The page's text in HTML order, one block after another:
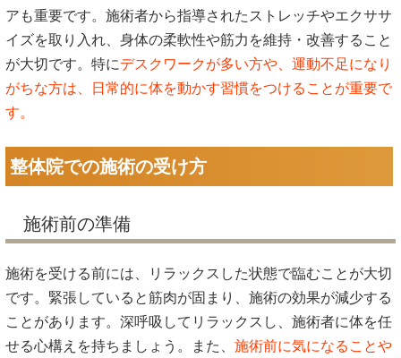
アも重要です。施術者から指導されたストレッチやエクササ
イズを取り入れ、身体の柔軟性や筋力を維持・改善すること
が大切です。特にデスクワークが多い方や、運動不足になり
がちな方は、日常的に体を動かす習慣をつけることが重要で
す。
整体院での施術の受け方
施術前の準備
施術を受ける前には、リラックスした状態で臨むことが大切
です。緊張していると筋肉が固まり、施術の効果が減少する
ことがあります。深呼吸してリラックスし、施術者に体を任
せる心構えを持ちましょう。また、 施術前に気になることや